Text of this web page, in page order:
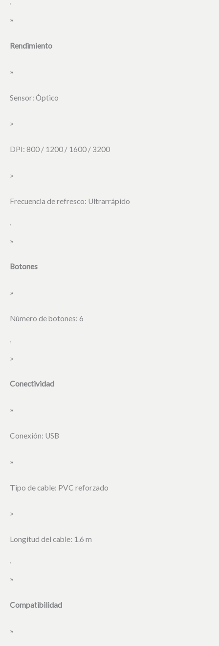
‘
»
Rendimiento
»
Sensor: Óptico
»
DPI: 800 / 1200 / 1600 / 3200
»
Frecuencia de refresco: Ultrarrápido
‘
»
Botones
»
Número de botones: 6
‘
»
Conectividad
»
Conexión: USB
»
Tipo de cable: PVC reforzado
»
Longitud del cable: 1.6 m
‘
»
Compatibilidad
»